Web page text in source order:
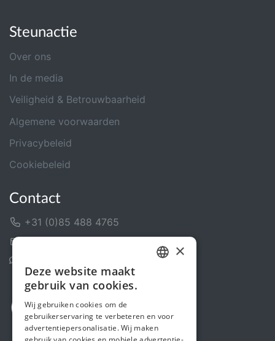
Steunactie
Over ons
In de media
Veiligheid & Betrouwbaarheid
Algemene voorwaarden
Privacybeleid
Cookiebeleid
Contact
+31 (0)85 488 4765
ENGLISH
×
Deze website maakt
gebruik van cookies.
Wij gebruiken cookies om de
gebruikerservaring te verbeteren en voor
advertentiepersonalisatie. Wij maken